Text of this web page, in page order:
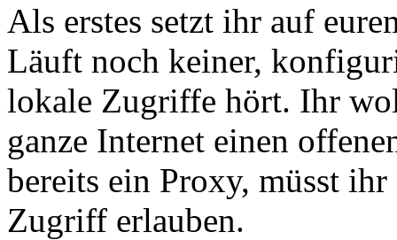
Als erstes setzt ihr auf
Läuft noch keiner,
lokale Zugriffe hört. Ihr
ganze Internet einen
bereits ein Proxy, müsst
Zugriff erlauben.